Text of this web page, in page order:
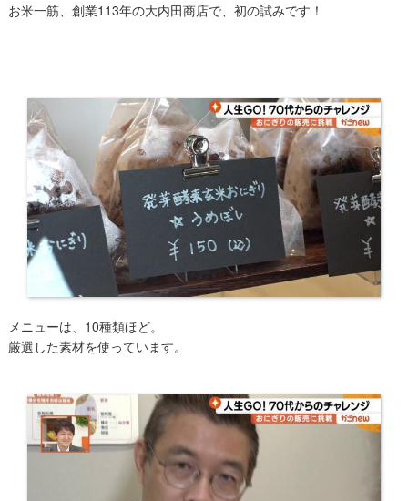
お米一筋、創業113年の大内田商店で、初の試みです！
メニューは、10種類ほど。
厳選した素材を使っています。